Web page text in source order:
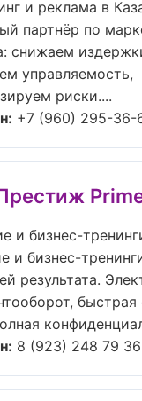
и реклама в
партнёр по
снижаем
управляемость,
риски....
+7 (960) 295-36-
и бизнес-
и бизнес-
результата.
быстрая
8 (923) 248 79 36